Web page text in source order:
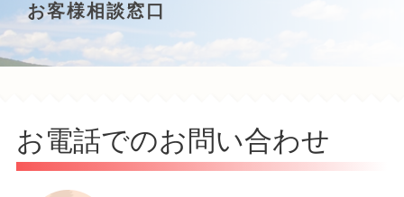
お客様相談窓口
お電話でのお問い合わせ